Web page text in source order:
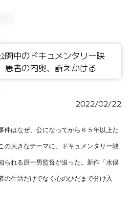
開中のドキュメンタリー映
者の内奥、訴えかける
2022/02/22
件はなぜ、公になってから６５年以上た
の大きなテーマに、ドキュメンタリー映
られる原一男監督が迫った。新作「水俣
の生活だけでなく心のひだまで分け入